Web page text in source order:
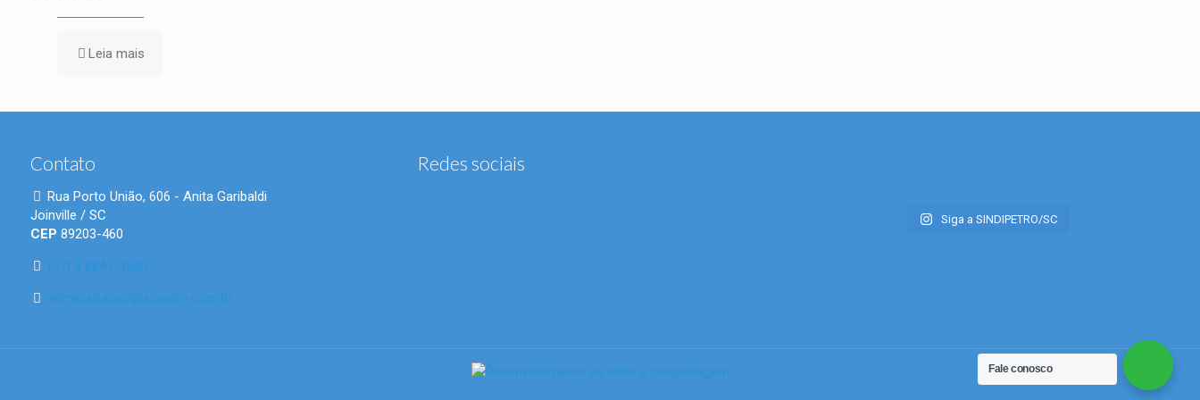
Leia mais
Contato
Rua Porto União, 606 - Anita Garibaldi
Joinville / SC
CEP 89203-460
(47) 9 8847-9520
administrativo@scpetro.com.br
Redes sociais
Siga a SINDIPETRO/SC
Fale conosco